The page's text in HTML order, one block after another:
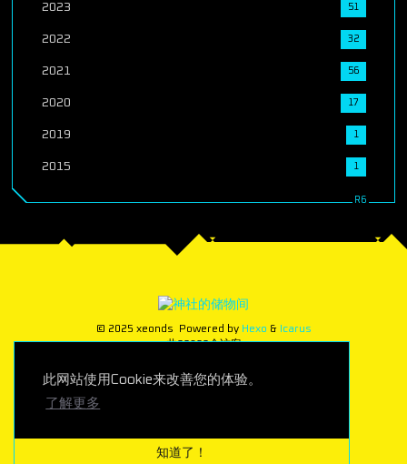
此网站使用Cookie来改善您的体验。
了解更多
知道了！
2023 51
2022 32
2021 56
2020 17
2019 1
2015 1
© 2025 xeonds Powered by Hexo &
Icarus
共28690个访客